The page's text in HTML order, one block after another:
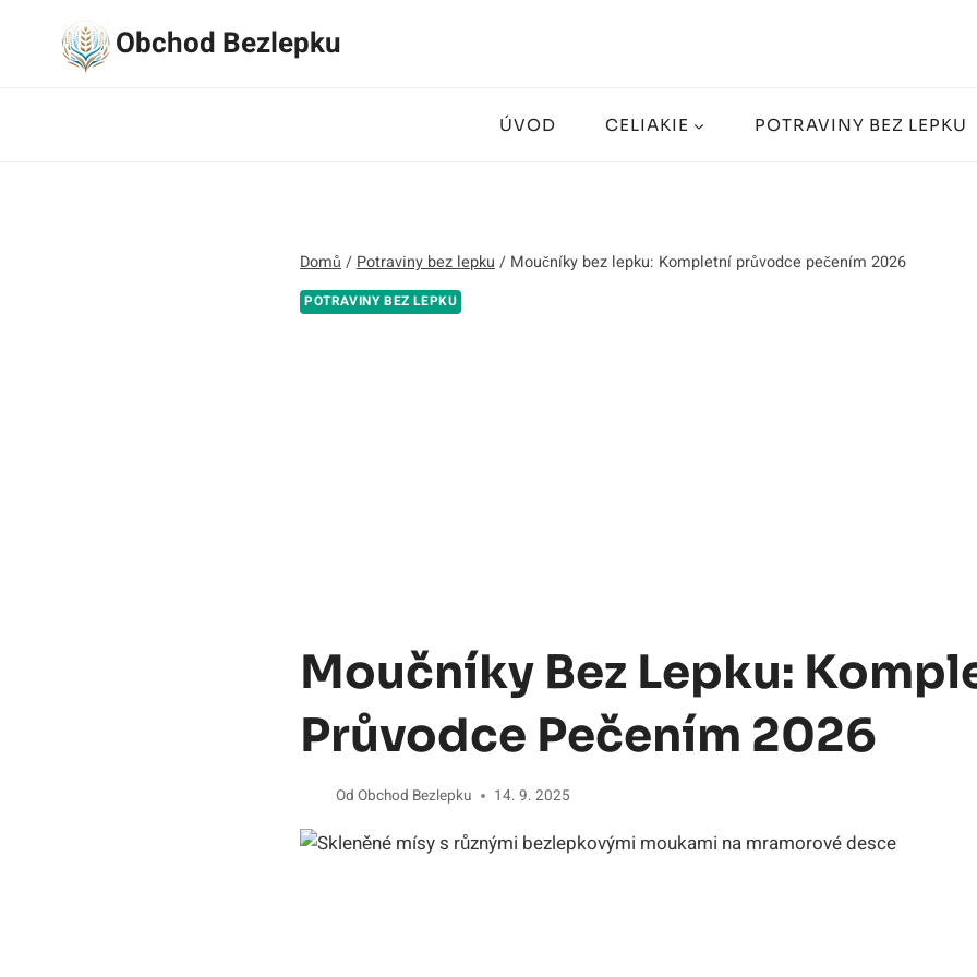
Obchod Bezlepku
ÚVOD CELIAKIE POTRAVINY BEZ LEPKU
Domů / Potraviny bez lepku / Moučníky bez lepku: Kompletní průvodce pečením 2026
POTRAVINY BEZ LEPKU
Moučníky Bez Lepku:
Průvodce Pečením 2026
Od Obchod Bezlepku 14. 9. 2025